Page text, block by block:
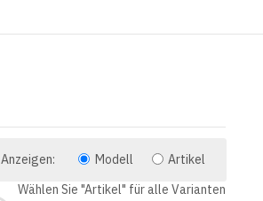
Anzeigen: Modell
Artikel
Wählen Sie "Artikel" für alle Varianten